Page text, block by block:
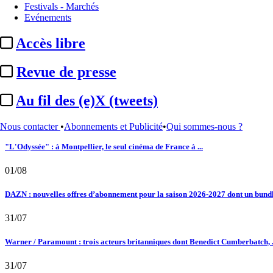
Festivals - Marchés
Evénements
Accès libre
Revue de presse
Au fil des (e)X (tweets)
Nous contacter •Abonnements et Publicité•Qui sommes-nous ?
Le fil actu
Au fil des (e)X (tweets) : Kavinsky, hommage, argentique, 4K, Clooney,
02/08
Satellifacts : pause d'été
02/08
"L'Odyssée" : à Montpellier, le seul cinéma de France à ...
01/08
DAZN : nouvelles offres d’abonnement pour la saison 2026-2027 dont un
31/07
Warner / Paramount : trois acteurs britanniques dont Benedict Cumberbatch,
31/07